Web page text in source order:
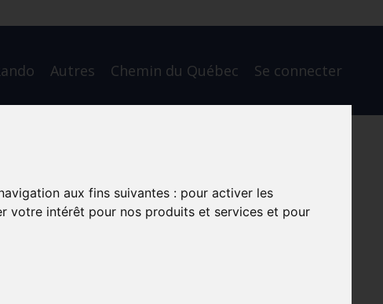
aux fins suivantes : pour activer les
votre intérêt pour nos produits et services et pour
Autres Chemin du Québec Se connecter